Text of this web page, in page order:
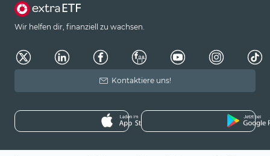
Wir helfen dir, finanziell zu wachsen.
Kontaktiere uns!